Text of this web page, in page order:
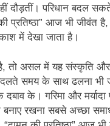
दौड़तीं। परिधान बदल
आज भी जीवंत
में देखा जाता है।
है, तो असल में यह संस्कृति
समय के साथ ढलना भी
के। गरिमा और
रखना सबसे अच्छा